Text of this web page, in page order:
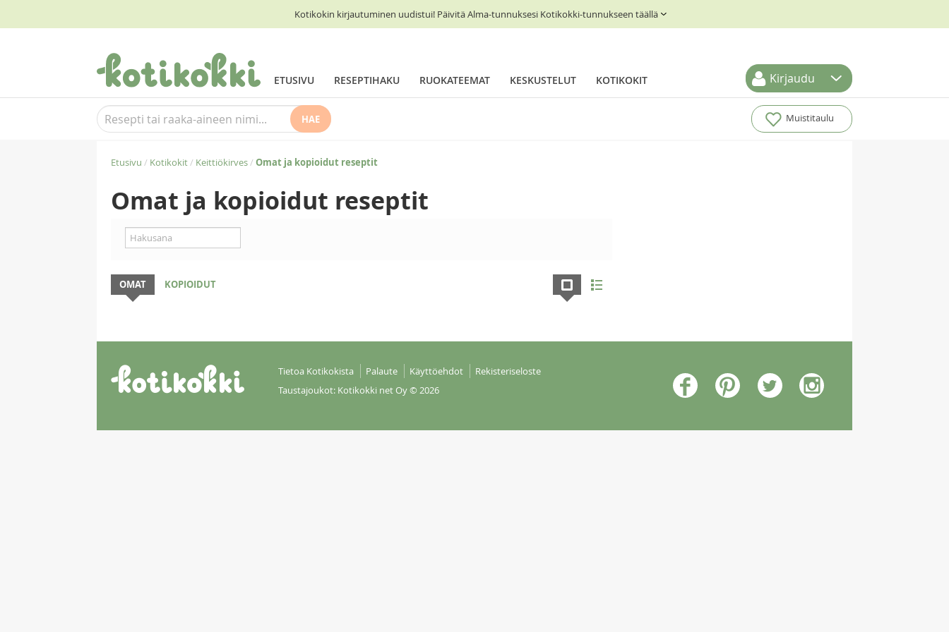
Kotikokin kirjautuminen uudistui! Päivitä Alma-tunnuksesi Kotikokki-tunnukseen täällä
ETUSIVU RESEPTIHAKU RUOKATEEMAT KESKUSTELUT KOTIKOKIT Kirjaudu
HAE Muistitaulu
Etusivu / Kotikokit/ Keittiökirves/ Omat ja kopioidut reseptit
Omat ja kopioidut reseptit
OMAT KOPIOIDUT
Tietoa Kotikokista Palaute Käyttöehdot
Rekisteriseloste
Taustajoukot: Kotikokki net Oy© 2026